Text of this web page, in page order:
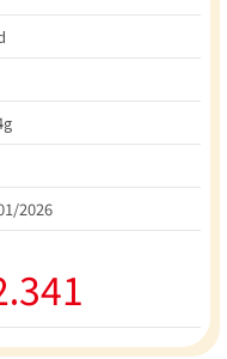
2026